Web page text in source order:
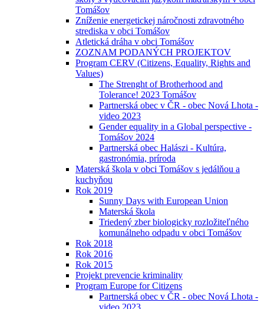
Tomášov
Zníženie energetickej náročnosti zdravotného
strediska v obci Tomášov
Atletická dráha v obci Tomášov
ZOZNAM PODANÝCH PROJEKTOV
Program CERV (Citizens, Equality, Rights and
Values)
The Strenght of Brotherhood and
Tolerance! 2023 Tomášov
Partnerská obec v ČR - obec Nová Lhota -
video 2023
Gender equality in a Global perspective -
Tomášov 2024
Partnerská obec Halászi - Kultúra,
gastronómia, príroda
Materská škola v obci Tomášov s jedálňou a
kuchyňou
Rok 2019
Sunny Days with European Union
Materská škola
Triedený zber biologicky rozložiteľného
komunálneho odpadu v obci Tomášov
Rok 2018
Rok 2016
Rok 2015
Projekt prevencie kriminality
Program Europe for Citizens
Partnerská obec v ČR - obec Nová Lhota -
video 2023